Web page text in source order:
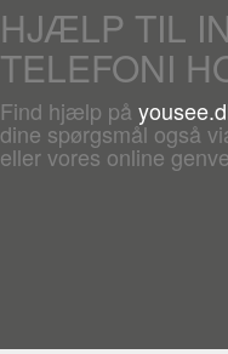
HJÆLP TIL
TELEFONI
Find hjælp på
dine spørgsmål også
eller vores online